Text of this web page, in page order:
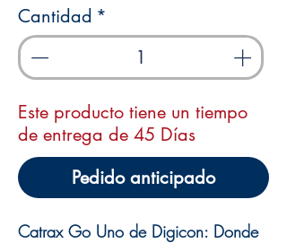
Cantidad *
Este producto tiene un tiempo
de entrega de 45 Días
Pedido anticipado
Catrax Go Uno de Digicon: Donde